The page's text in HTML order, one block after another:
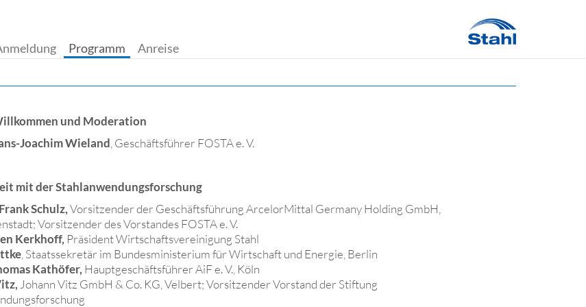
. Programm Anreise.
und Moderation
Joachim Wieland , Geschäftsführer FOSTA e. V.
mit der Stahlanwendungsforschung
Schulz,Vorsitzender der Geschäftsführung ArcelorMittal Germany Holding GmbH,
Vorsitzender des Vorstandes FOSTA e. V.
Kerkhoff, Präsident Wirtschaftsvereinigung Stahl
, Staatssekretär im Bundesministerium für Wirtschaft und Energie, Berlin
Kathöfer, Hauptgeschäftsführer AiF e. V., Köln
Johann Vitz GmbH & Co. KG, Velbert; Vorsitzender Vorstand der Stiftung